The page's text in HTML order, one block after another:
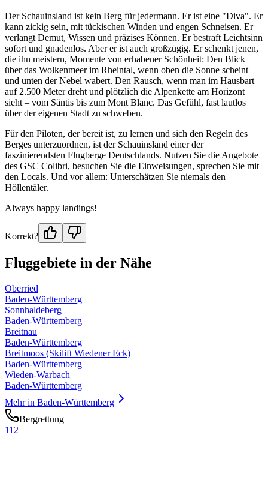
Der Schauinsland ist kein Berg für jedermann. Er ist eine "Diva". Er
kann zickig sein, mit tückischen Winden und engen Schneisen. Er
verlangt Demut, Wissen und präzises Können. Er bestraft Leichtsinn
sofort und gnadenlos. Aber er ist auch großzügig. Er schenkt jenen,
die ihn meistern, Momente von erhabener Schönheit: Den Blick
über das Wolkenmeer im Rheintal, wenn oben die Sonne scheint
und unten der Nebel wabert. Den Rausch, wenn man im Hausbart
auf 2.500 Meter dreht und plötzlich die Alpenkette am Horizont
sieht – vom Säntis bis zum Mont Blanc. Das Gefühl, fast lautlos
über der eigenen Stadt zu schweben.
Für den Piloten, der bereit ist, zu lernen und sich den Regeln des
Berges unterzuordnen, ist der Schauinsland einer der
faszinierendsten Flugberge Deutschlands. Nutzen Sie die Angebote
des GSC Colibri, besuchen Sie die Einweisungen, sprechen Sie mit
den Locals. Und vor allem: Unterschätzen Sie niemals den
Höllentäler.
Always happy landings!
Korrekt?
Fluggebiete in der Nähe
Oberried
Baden-Württemberg
Sonnhaldeberg
Baden-Württemberg
Breitnau
Baden-Württemberg
Breitmoos (Skilift Wiedener Eck)
Baden-Württemberg
Wieden-Warbach
Baden-Württemberg
Mehr in Baden-Württemberg
Bergrettung
112